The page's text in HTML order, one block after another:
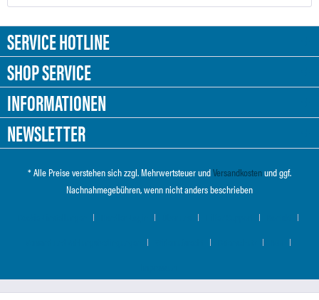
SERVICE HOTLINE
SHOP SERVICE
INFORMATIONEN
NEWSLETTER
* Alle Preise verstehen sich zzgl. Mehrwertsteuer undVersandkostenund ggf.
Nachnahmegebühren, wenn nicht anders beschrieben